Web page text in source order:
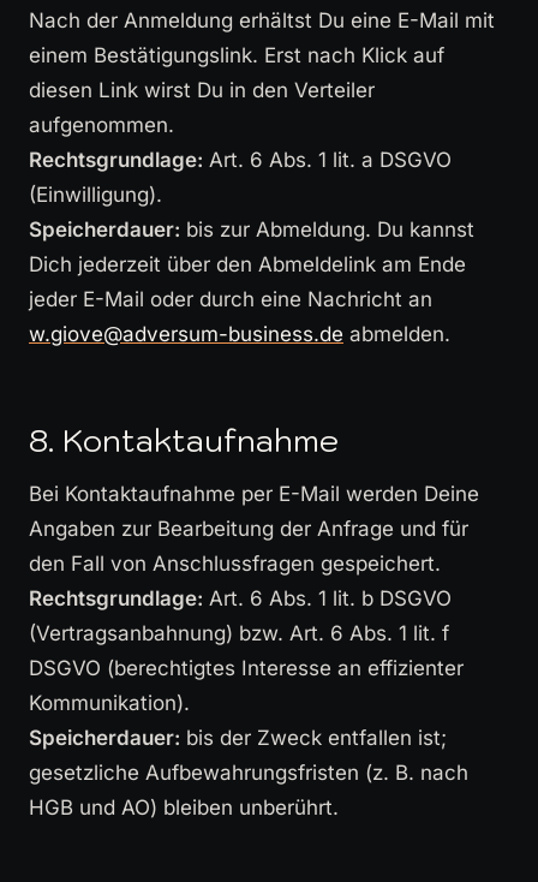
Nach der Anmeldung erhältst Du eine E-Mail mit
einem Bestätigungslink. Erst nach Klick auf
diesen Link wirst Du in den Verteiler
aufgenommen.
Rechtsgrundlage: Art. 6 Abs. 1 lit. a DSGVO
(Einwilligung).
Speicherdauer: bis zur Abmeldung. Du kannst
Dich jederzeit über den Abmeldelink am Ende
jeder E-Mail oder durch eine Nachricht an
w.giove@adversum-business.de abmelden.
8. Kontaktaufnahme
Bei Kontaktaufnahme per E-Mail werden Deine
Angaben zur Bearbeitung der Anfrage und für
den Fall von Anschlussfragen gespeichert.
Rechtsgrundlage: Art. 6 Abs. 1 lit. b DSGVO
(Vertragsanbahnung) bzw. Art. 6 Abs. 1 lit. f
DSGVO (berechtigtes Interesse an effizienter
Kommunikation).
Speicherdauer: bis der Zweck entfallen ist;
gesetzliche Aufbewahrungsfristen (z. B. nach
HGB und AO) bleiben unberührt.